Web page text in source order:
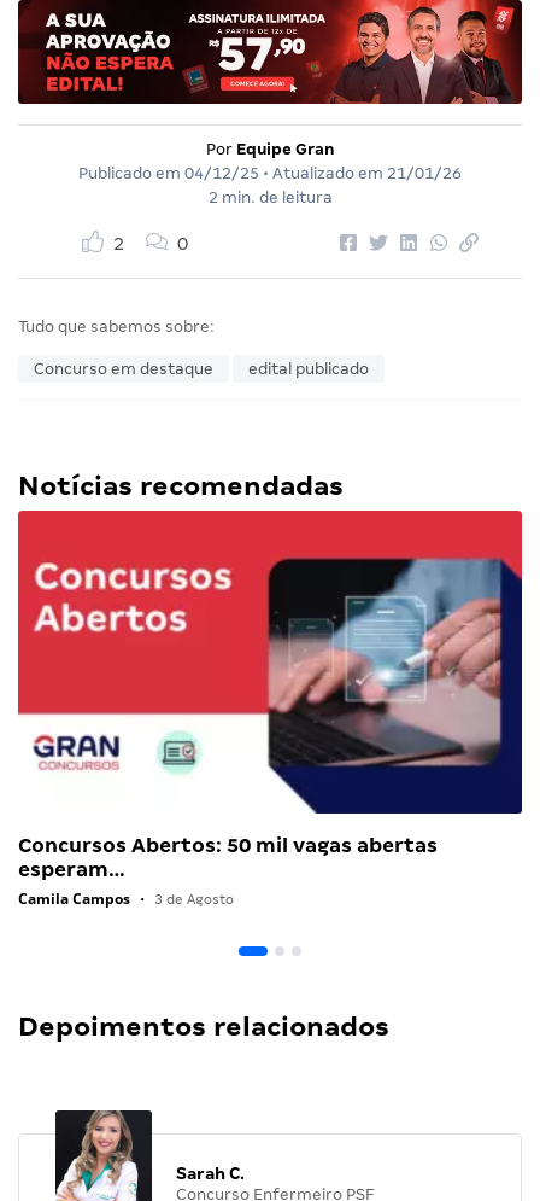
Por Equipe Gran
Publicado em 04/12/25 • Atualizado em 21/01/26
2 min. de leitura
2 0
Tudo que sabemos sobre:
Concurso em destaque edital publicado
Notícias recomendadas
Concursos Abertos: 50 mil vagas abertas
esperam…
Camila Campos • 3 de Agosto
Depoimentos relacionados
Sarah C.
Concurso Enfermeiro PSF